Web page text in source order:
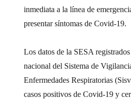
inmediata a la línea de
presentar síntomas de Covid-19.
Los datos de la SESA
nacional del Sistema de
Enfermedades Respiratorias
casos positivos de Covid-19 y